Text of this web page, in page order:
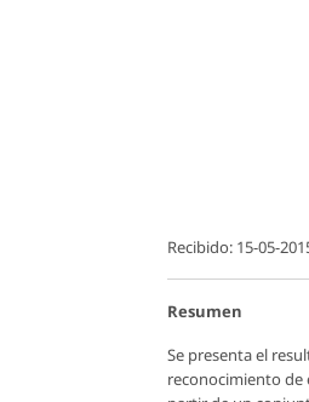
Recibido: 15-05-
Resumen
Se presenta el
reconocimiento de